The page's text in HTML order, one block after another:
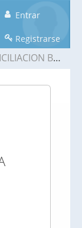
Entrar
Registrarse